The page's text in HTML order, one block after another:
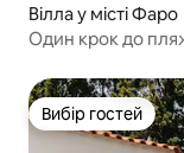
Вілла у місті Фаро
Один крок до
Вибір гостей
Вибір гостей